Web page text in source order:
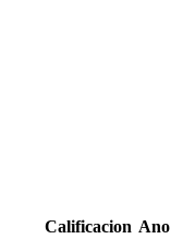
Calificacion Ano